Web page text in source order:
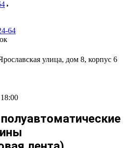
64
улица, дом 8, корпус 6